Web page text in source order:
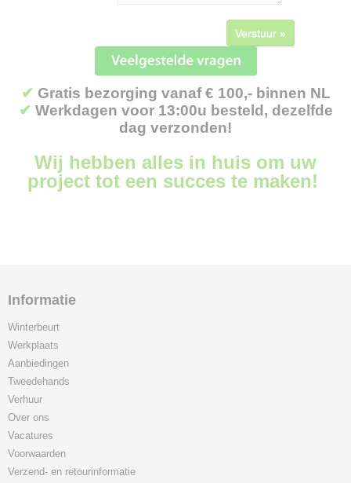
Verstuur »
✔ Gratis bezorging vanaf € 100,- binnen NL
✔ Werkdagen voor 13:00u besteld, dezelfde
dag verzonden!
Wij hebben alles in huis om uw
project tot een succes te maken!
Informatie
Winterbeurt
Werkplaats
Aanbiedingen
Tweedehands
Verhuur
Over ons
Vacatures
Voorwaarden
Verzend- en retourinformatie